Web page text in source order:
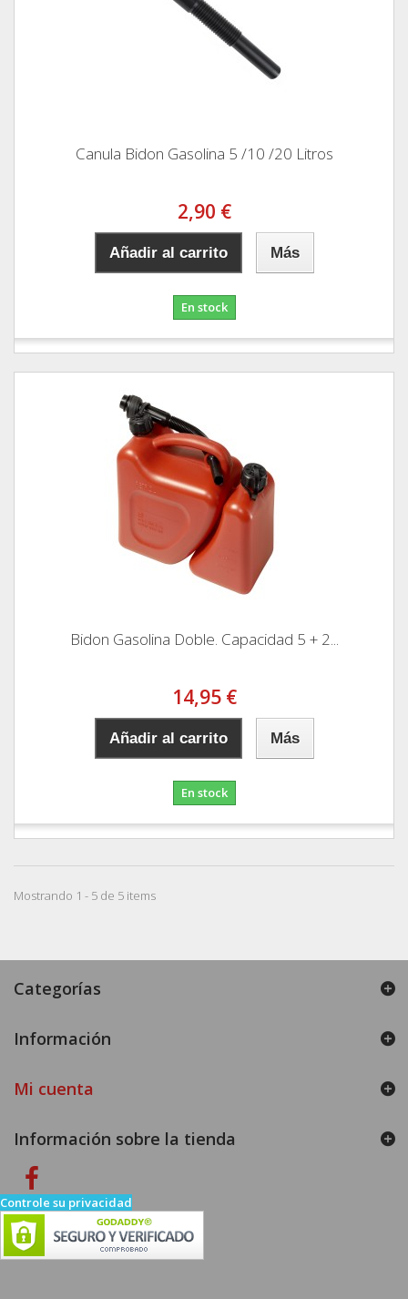
Canula Bidon Gasolina 5 /10 /20 Litros
2,90 €
Añadir al carrito Más
En stock
Bidon Gasolina Doble. Capacidad 5 + 2...
14,95 €
Añadir al carrito Más
En stock
Mostrando 1 - 5 de 5 items
Categorías
Información
Mi cuenta
Información sobre la tienda
Controle su privacidad